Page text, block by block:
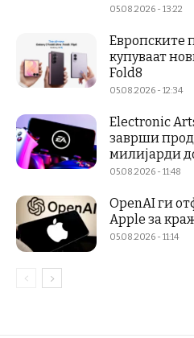
05.08.2026 - 13:22
Европските
купуваат
Fold8
05.08.2026 - 12:34
Electronic
заврши
милијарди
05.08.2026 - 11:48
OpenAI ги
Apple за
05.08.2026 - 11:14